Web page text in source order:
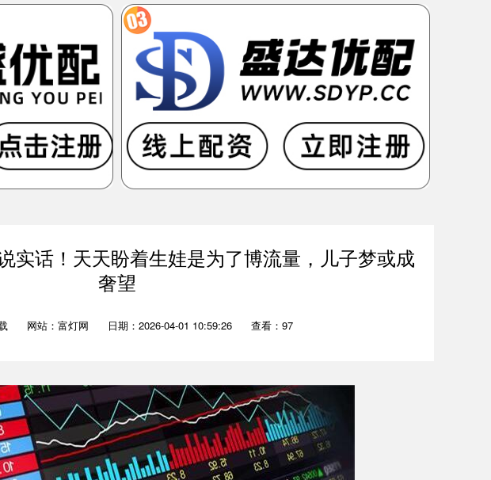
实话！天天盼着生娃是为了博流量，儿子梦或成
奢望
网站：富灯网 日期：2026-04-01 10:59:26 查看：97